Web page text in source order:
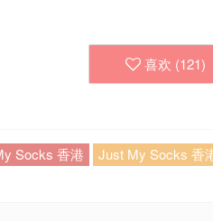
喜欢 (121)
Socks 香港 Just My Socks 香